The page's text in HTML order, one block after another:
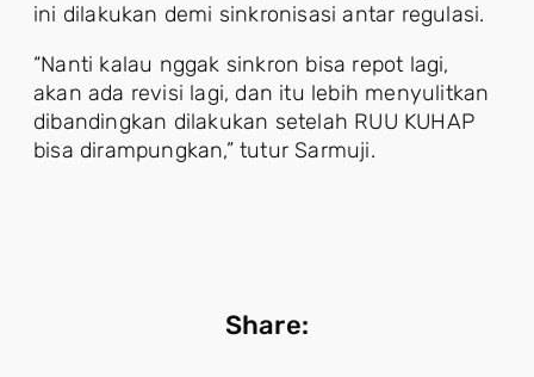
ini dilakukan demi sinkronisasi antar regulasi.
“Nanti kalau nggak sinkron bisa repot lagi,
akan ada revisi lagi, dan itu lebih menyulitkan
dibandingkan dilakukan setelah RUU KUHAP
bisa dirampungkan,” tutur Sarmuji.
Share: